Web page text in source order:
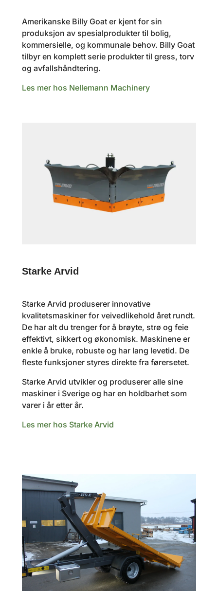
Amerikanske Billy Goat er kjent for sin
produksjon av spesialprodukter til bolig,
kommersielle, og kommunale behov. Billy Goat
tilbyr en komplett serie produkter til gress, torv
og avfallshåndtering.
Les mer hos Nellemann Machinery
Starke Arvid
Starke Arvid produserer innovative
kvalitetsmaskiner for veivedlikehold året rundt.
De har alt du trenger for å brøyte, strø og feie
effektivt, sikkert og økonomisk. Maskinene er
enkle å bruke, robuste og har lang levetid. De
fleste funksjoner styres direkte fra førersetet.
Starke Arvid utvikler og produserer alle sine
maskiner i Sverige og har en holdbarhet som
varer i år etter år.
Les mer hos Starke Arvid